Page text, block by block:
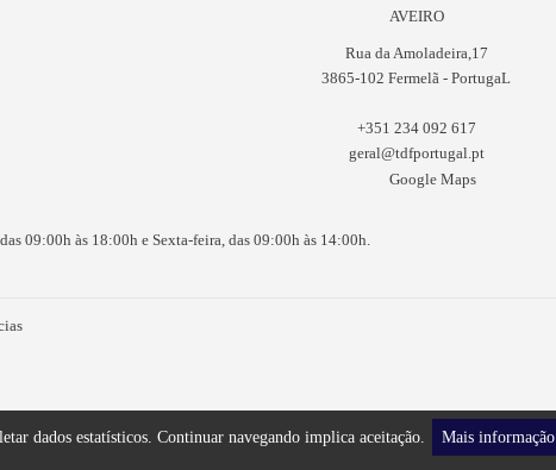
dados estatísticos. Continuar navegando implica aceitação. Mais informação
AVEIRO
Rua da Amoladeira,17
3865-102 Fermelã - PortugaL
+351 234 092 617
geral@tdfportugal.pt
Google Maps
09:00h às 18:00h e Sexta-feira, das 09:00h às 14:00h.